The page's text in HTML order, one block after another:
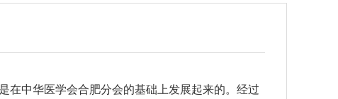
在中华医学会合肥分会的基础上发展起来的。经过